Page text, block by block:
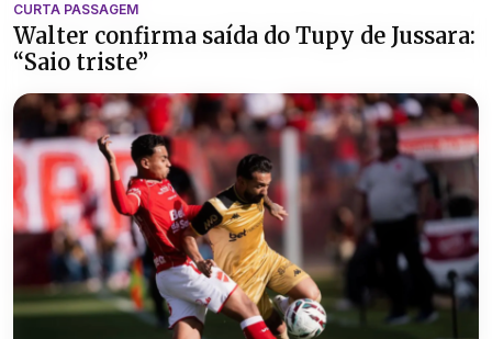
CURTA PASSAGEM
Walter confirma saída do Tupy de Jussara:
“Saio triste”